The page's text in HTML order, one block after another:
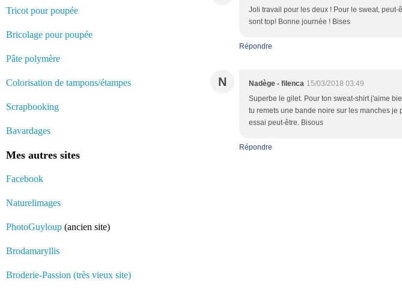
Tricot pour poupée
Bricolage pour poupée
Pâte polymère
Colorisation de tampons/étampes
Scrapbooking
Bavardages
Mes autres sites
Facebook
Naturelimages
PhotoGuyloup (ancien site)
Brodamaryllis
Broderie-Passion (très vieux site)
Joli travail pour les deux ! Pour le sweat,
sont top! Bonne journée ! Bises
Répondre
N Nadège - filenca 15/03/2018 03:49
Superbe le gilet. Pour ton sweat-shirt j'aime
tu remets une bande noire sur les manches
essai peut-être. Bisous
Répondre